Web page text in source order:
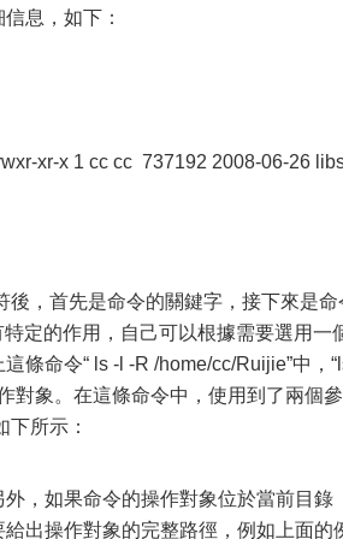
息，如下：
xr-x 1 cc cc 737192 2008-06-26
，首先是命令的關鍵字，接下來是命
定的作用，自己可以根據需要選用一
條命令“ ls -l -R /home/cc/Ruijie”中，
對象。在這條命令中，使用到了兩個參
下所示：
，如果命令的操作對象位於當前目錄
出操作對象的完整路徑，例如上面的